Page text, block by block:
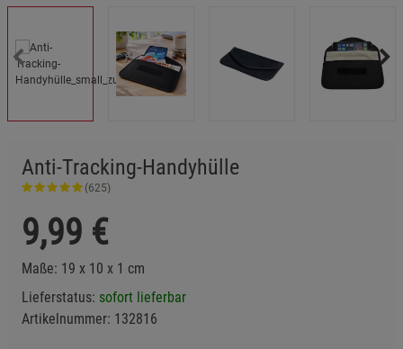
Anti-Tracking-Handyhülle
(625)
9,99 €
Maße: 19 x 10 x 1 cm
Lieferstatus: sofort lieferbar
Artikelnummer: 132816